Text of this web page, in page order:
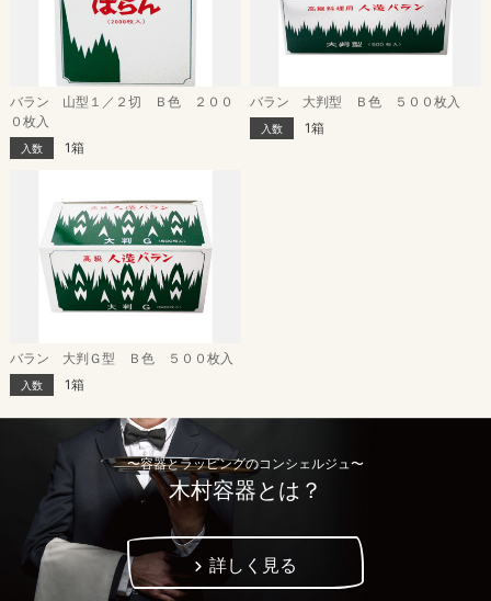
バラン 山型１／２切 Ｂ色 ２００
０枚入
入数 1箱
バラン 大判型 Ｂ色 ５００枚入
入数 1箱
バラン 大判Ｇ型 Ｂ色 ５００枚入
入数 1箱
〜容器とラッピングのコンシェルジュ〜
木村容器とは？
詳しく見る